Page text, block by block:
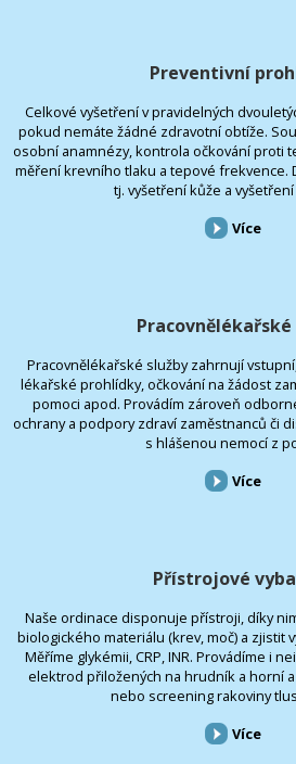
Preventivní
Celkové vyšetření v pravidelných
pokud nemáte žádné zdravotní obtíže.
osobní anamnézy, kontrola očkování proti
měření krevního tlaku a tepové frekvence.
tj. vyšetření kůže a
Více
Pracovnělékařské
Pracovnělékařské služby zahrnují
lékařské prohlídky, očkování na žádost
pomoci apod. Provádím zároveň
ochrany a podpory zdraví zaměstnanců či
s hlášenou nemocí z
Více
Přístrojové
Naše ordinace disponuje přístroji, díky
biologického materiálu (krev, moč) a zjistit
Měříme glykémii, CRP, INR. Provádíme i
elektrod přiložených na hrudník a horní a
nebo screening rakoviny
Více